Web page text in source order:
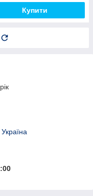
Купити